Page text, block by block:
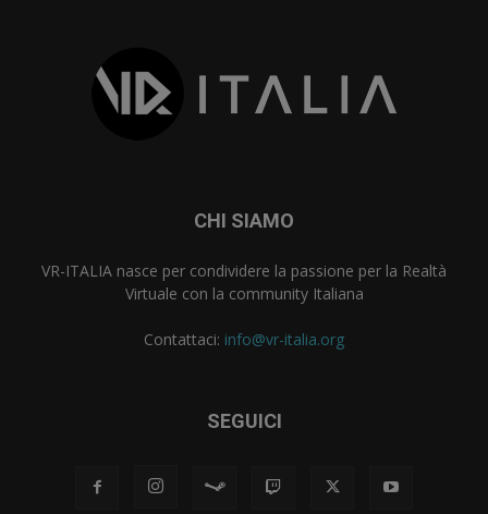
CHI SIAMO
VR-ITALIA nasce per condividere la passione per la Realtà
Virtuale con la community Italiana
Contattaci: info@vr-italia.org
SEGUICI